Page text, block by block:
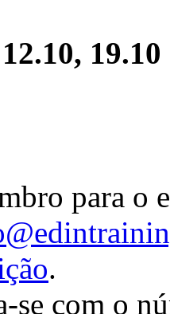
para o
.
se com o